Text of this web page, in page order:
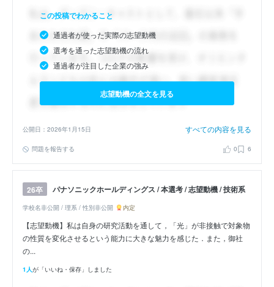
この投稿でわかること
通過者が使った実際の志望動機
選考を通った志望動機の流れ
通過者が注目した企業の強み
志望動機の全文を見る
公開日：2026年1月15日 すべての内容を見る
問題を報告する 0 6
26卒 パナソニックホールディングス / 本選考 / 志望動機 / 技術系
学校名非公開 / 理系 / 性別非公開 内定
【志望動機】私は自身の研究活動を通して，「光」が非接触で対象物
の性質を変化させるという能力に大きな魅力を感じた．また，御社
の...
1人が「いいね・保存」しました